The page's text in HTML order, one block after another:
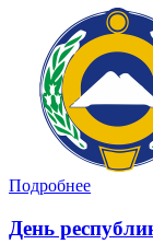
Подробнее
День